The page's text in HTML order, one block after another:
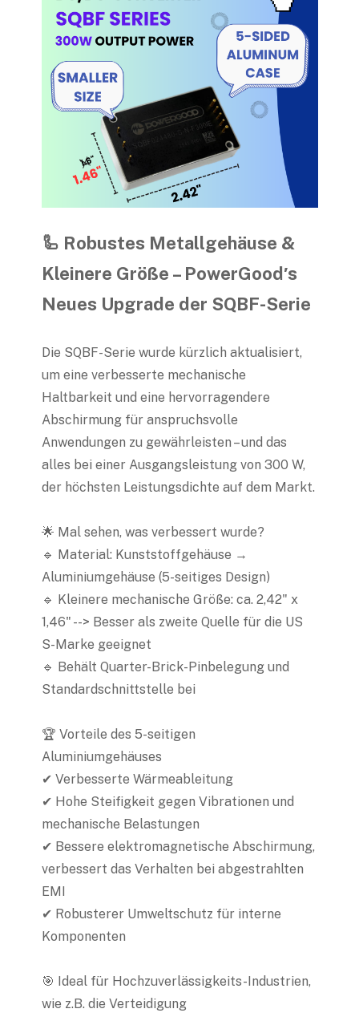
🦾 Robustes Metallgehäuse &
Kleinere Größe – PowerGood′s
Neues Upgrade der SQBF-Serie
Die SQBF-Serie wurde kürzlich aktualisiert,
um eine verbesserte mechanische
Haltbarkeit und eine hervorragendere
Abschirmung für anspruchsvolle
Anwendungen zu gewährleisten – und das
alles bei einer Ausgangsleistung von 300 W,
der höchsten Leistungsdichte auf dem Markt.
🌟 Mal sehen, was verbessert wurde?
🔹 Material: Kunststoffgehäuse →
Aluminiumgehäuse (5-seitiges Design)
🔹 Kleinere mechanische Größe: ca. 2,42" x
1,46" --> Besser als zweite Quelle für die US
S-Marke geeignet
🔹 Behält Quarter-Brick-Pinbelegung und
Standardschnittstelle bei
🏆 Vorteile des 5-seitigen
Aluminiumgehäuses
✔ Verbesserte Wärmeableitung
✔ Hohe Steifigkeit gegen Vibrationen und
mechanische Belastungen
✔ Bessere elektromagnetische Abschirmung,
verbessert das Verhalten bei abgestrahlten
EMI
✔ Robusterer Umweltschutz für interne
Komponenten
🎯 Ideal für Hochzuverlässigkeits-Industrien,
wie z.B. die Verteidigung